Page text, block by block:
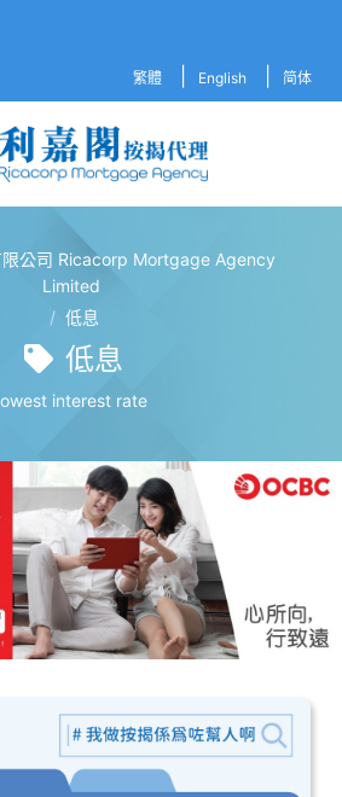
繁體 English 简体
限公司 Ricacorp Mortgage Agency
Limited
/ 低息
低息
interest rate